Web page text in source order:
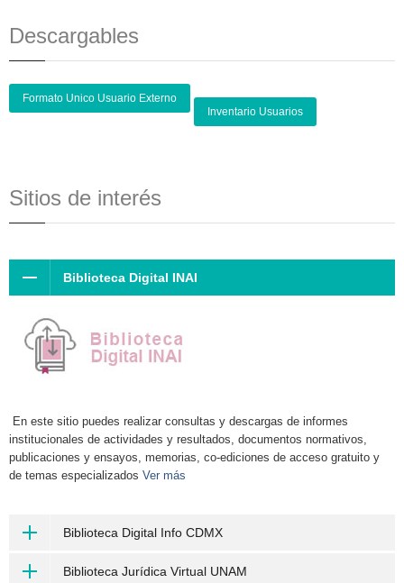
Descargables
Formato Unico Usuario Externo
Inventario Usuarios
Sitios de interés
Biblioteca Digital INAI
En este sitio puedes realizar consultas y descargas de informes
institucionales de actividades y resultados, documentos normativos,
publicaciones y ensayos, memorias, co-ediciones de acceso gratuito y
de temas especializados Ver más
Biblioteca Digital Info CDMX
Biblioteca Jurídica Virtual UNAM